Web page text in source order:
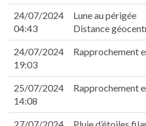
al
24/07/2024
04:43
Lune au périgée
Distance
24/07/2024
19:03
Rapprochement
25/07/2024
14:08
Rapprochement